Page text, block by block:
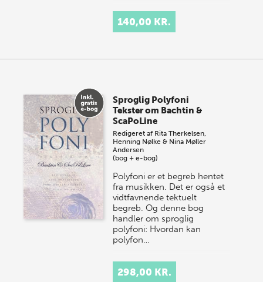
140,00 KR.
Sproglig Polyfoni
Tekster om Bachtin &
ScaPoLine
Redigeret af Rita Therkelsen,
Henning Nølke & Nina Møller
Andersen
(bog + e-bog)
Polyfoni er et begreb hentet
fra musikken. Det er også et
vidtfavnende tektuelt
begreb. Og denne bog
handler om sproglig
polyfoni: Hvordan kan
polyfon…
298,00 KR.